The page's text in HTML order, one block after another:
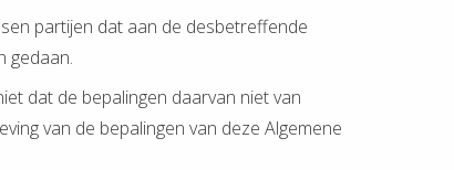
partijen dat aan de desbetreffende
gedaan.
dat de bepalingen daarvan niet van
van de bepalingen van deze Algemene